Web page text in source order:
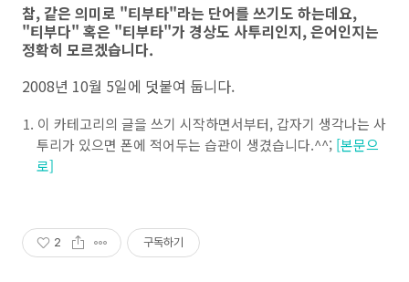
참, 같은 의미로 "티부타"라는 단어를 쓰기도 하는데요,
"티부다" 혹은 "티부타"가 경상도 사투리인지, 은어인지는
정확히 모르겠습니다.
2008년 10월 5일에 덧붙여 둡니다.
이 카테고리의 글을 쓰기 시작하면서부터, 갑자기 생각나는 사
투리가 있으면 폰에 적어두는 습관이 생겼습니다.^^; [본문으
로]
2 구독하기